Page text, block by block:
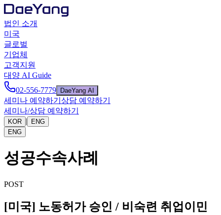
법인 소개
미국
글로벌
기업체
고객지원
대양 AI Guide
02-556-7779
DaeYang AI
세미나 예약하기 상담 예약하기
세미나/상담 예약하기
KOR |
ENG
ENG
성공수속사례
POST
[미국] 노동허가 승인 / 비숙련 취업이민